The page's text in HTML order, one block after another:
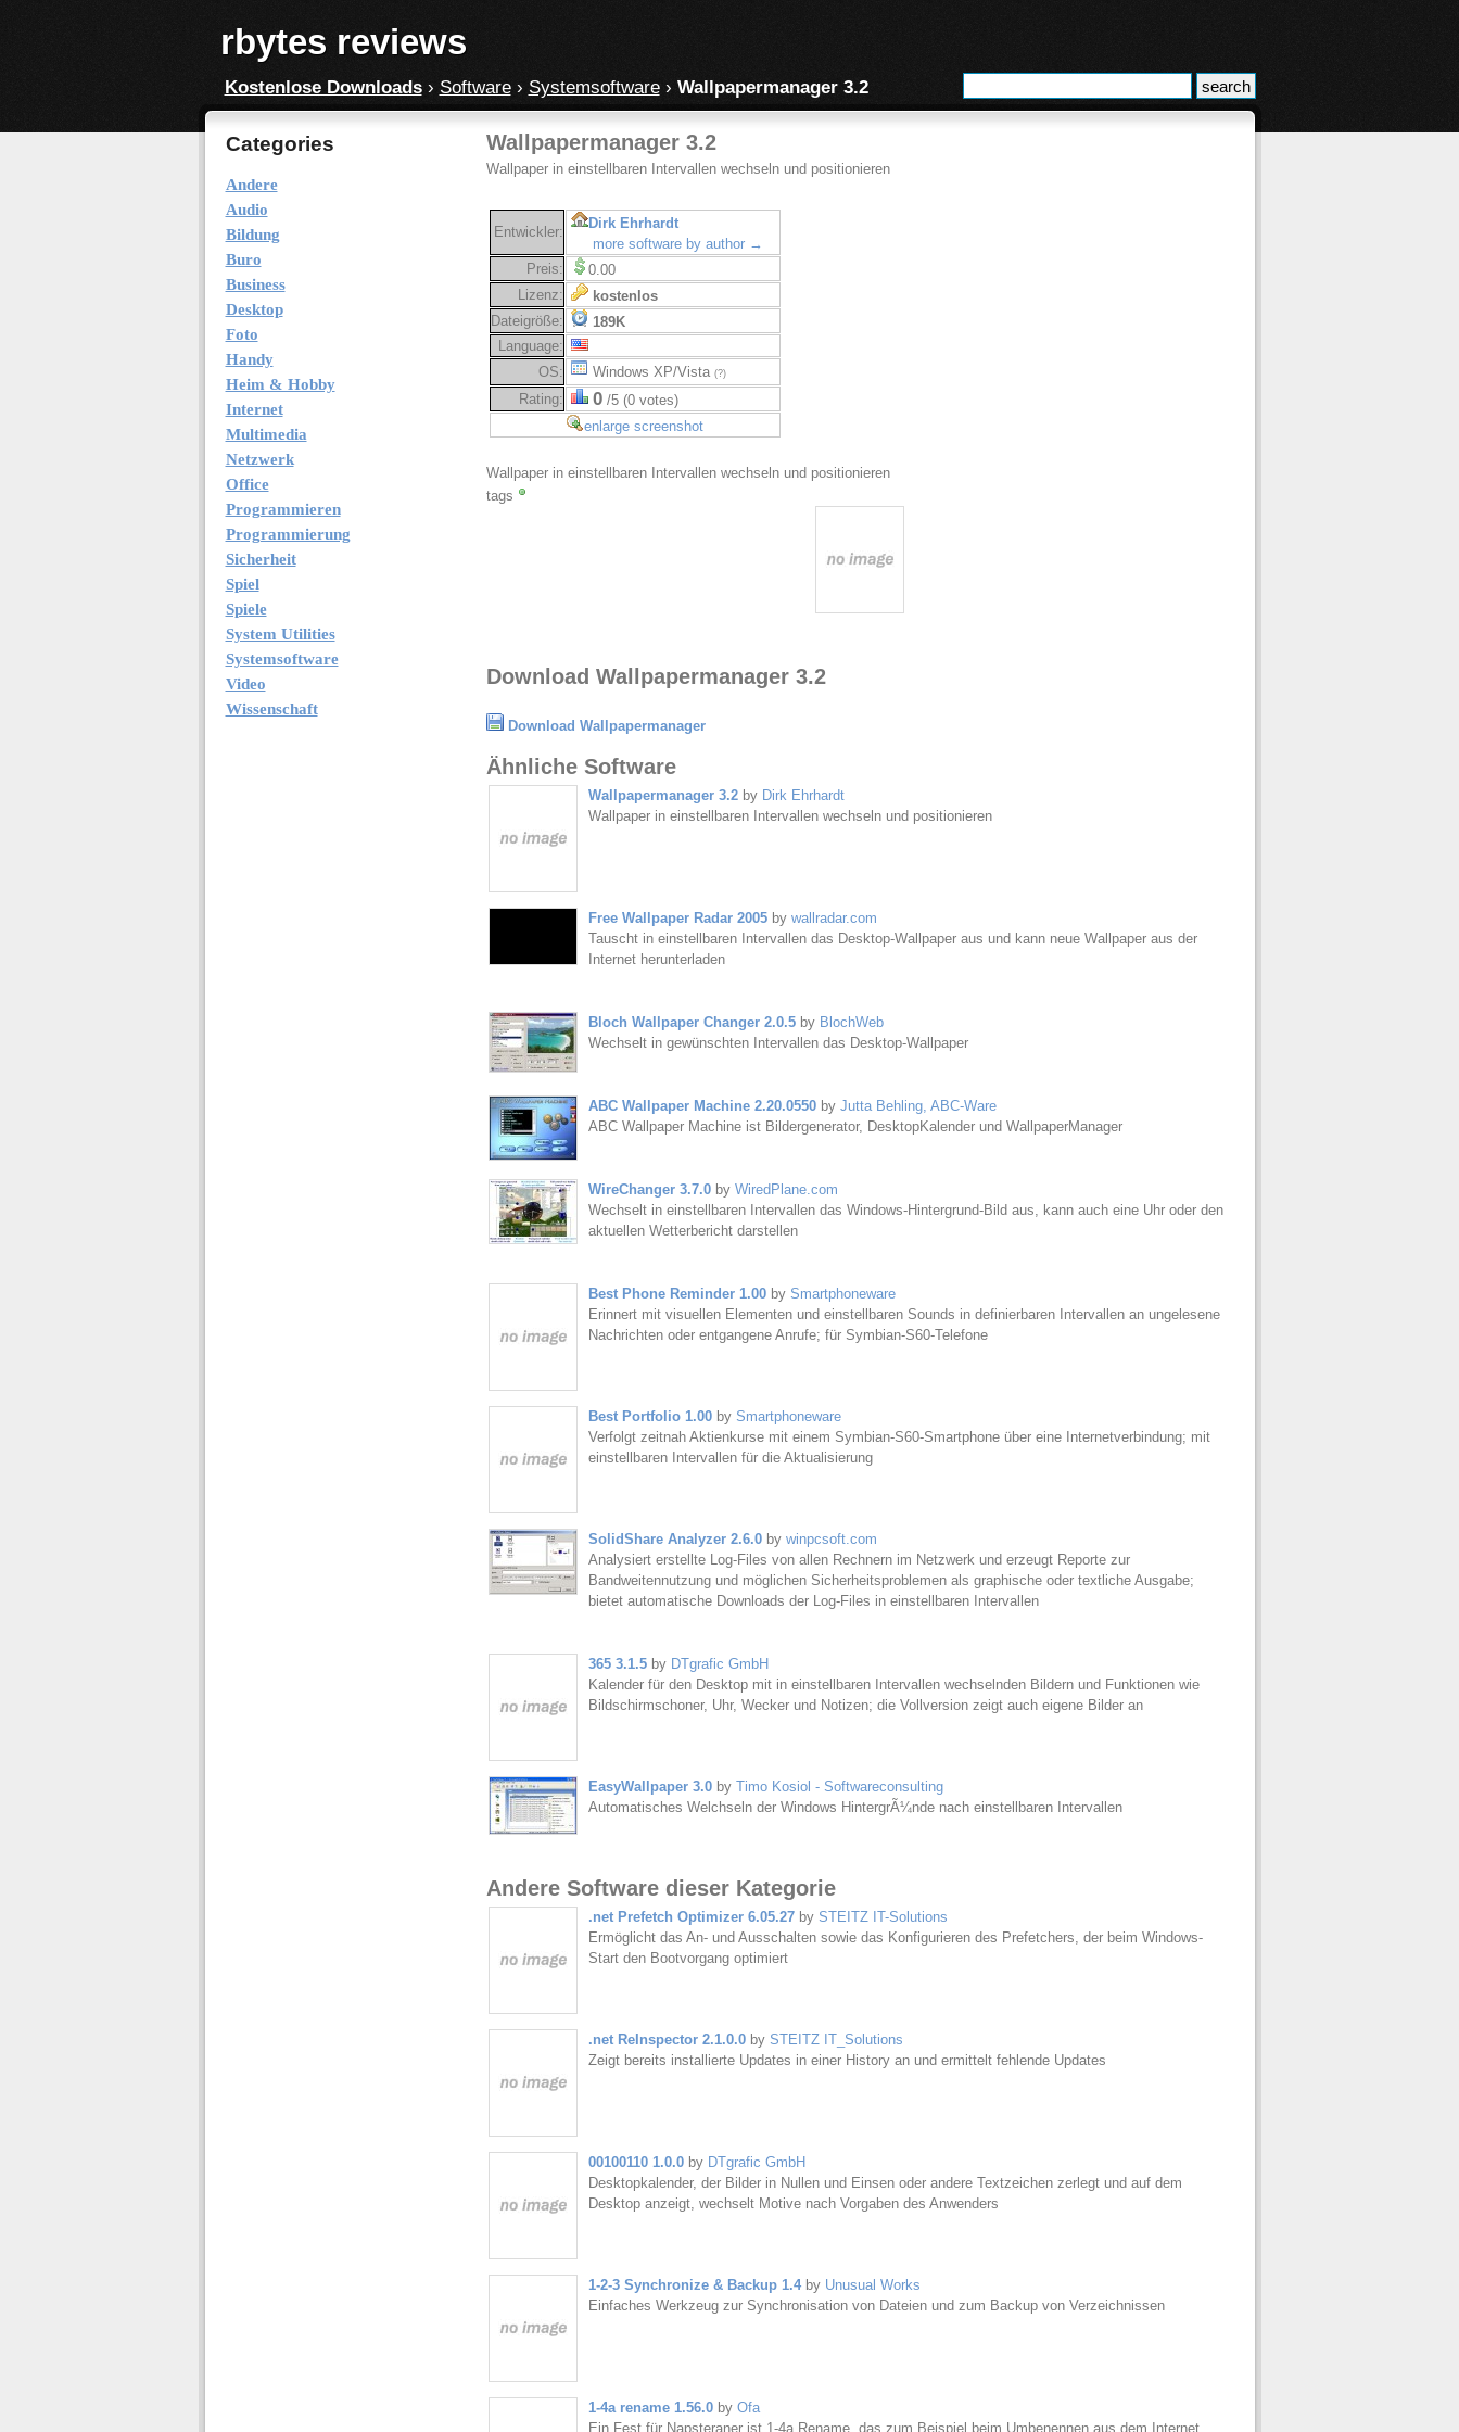
rbytes reviews
Kostenlose Downloads› Software› Systemsoftware› Wallpapermanager 3.2
Categories
Andere
Audio
Bildung
Buro
Business
Desktop
Foto
Handy
Heim & Hobby
Internet
Multimedia
Netzwerk
Office
Programmieren
Programmierung
Sicherheit
Spiel
Spiele
System Utilities
Systemsoftware
Video
Wissenschaft
Wallpapermanager 3.2
Wallpaper in einstellbaren Intervallen wechseln und positionieren
Entwickler:
Dirk Ehrhardt
more software by author →
Preis:
0.00
Lizenz:
kostenlos
Dateigröße:
189K
Language:
OS:
Windows XP/Vista (?)
Rating: 0/5 (0 votes)
enlarge screenshot
Wallpaper in einstellbaren Intervallen wechseln und positionieren
tags
Download Wallpapermanager 3.2
Download Wallpapermanager
Ähnliche Software
Wallpapermanager 3.2by Dirk Ehrhardt
Wallpaper in einstellbaren Intervallen wechseln und positionieren
Free Wallpaper Radar 2005by wallradar.com
Tauscht in einstellbaren Intervallen das Desktop-Wallpaper aus und kann neue Wallpaper aus der
Internet herunterladen
Bloch Wallpaper Changer 2.0.5by BlochWeb
Wechselt in gewünschten Intervallen das Desktop-Wallpaper
ABC Wallpaper Machine 2.20.0550by Jutta Behling, ABC-Ware
ABC Wallpaper Machine ist Bildergenerator, DesktopKalender und WallpaperManager
WireChanger 3.7.0by WiredPlane.com
Wechselt in einstellbaren Intervallen das Windows-Hintergrund-Bild aus, kann auch eine Uhr oder den
aktuellen Wetterbericht darstellen
Best Phone Reminder 1.00by Smartphoneware
Erinnert mit visuellen Elementen und einstellbaren Sounds in definierbaren Intervallen an ungelesene
Nachrichten oder entgangene Anrufe; für Symbian-S60-Telefone
Best Portfolio 1.00by Smartphoneware
Verfolgt zeitnah Aktienkurse mit einem Symbian-S60-Smartphone über eine Internetverbindung; mit
einstellbaren Intervallen für die Aktualisierung
SolidShare Analyzer 2.6.0by winpcsoft.com
Analysiert erstellte Log-Files von allen Rechnern im Netzwerk und erzeugt Reporte zur
Bandweitennutzung und möglichen Sicherheitsproblemen als graphische oder textliche Ausgabe;
bietet automatische Downloads der Log-Files in einstellbaren Intervallen
365 3.1.5by DTgrafic GmbH
Kalender für den Desktop mit in einstellbaren Intervallen wechselnden Bildern und Funktionen wie
Bildschirmschoner, Uhr, Wecker und Notizen; die Vollversion zeigt auch eigene Bilder an
EasyWallpaper 3.0by Timo Kosiol - Softwareconsulting
Automatisches Welchseln der Windows HintergrÃ¼nde nach einstellbaren Intervallen
Andere Software dieser Kategorie
.net Prefetch Optimizer 6.05.27by STEITZ IT-Solutions
Ermöglicht das An- und Ausschalten sowie das Konfigurieren des Prefetchers, der beim Windows-
Start den Bootvorgang optimiert
.net ReInspector 2.1.0.0by STEITZ IT_Solutions
Zeigt bereits installierte Updates in einer History an und ermittelt fehlende Updates
00100110 1.0.0by DTgrafic GmbH
Desktopkalender, der Bilder in Nullen und Einsen oder andere Textzeichen zerlegt und auf dem
Desktop anzeigt, wechselt Motive nach Vorgaben des Anwenders
1-2-3 Synchronize & Backup 1.4by Unusual Works
Einfaches Werkzeug zur Synchronisation von Dateien und zum Backup von Verzeichnissen
1-4a rename 1.56.0by Ofa
Ein Fest für Napsteraner ist 1-4a Rename, das zum Beispiel beim Umbenennen aus dem Internet